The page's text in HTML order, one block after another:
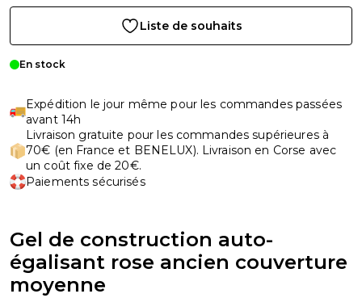
Liste de souhaits
En stock
Expédition le jour même pour les commandes passées
avant 14h
Livraison gratuite pour les commandes supérieures à
70€ (en France et BENELUX). Livraison en Corse avec
un coût fixe de 20€.
Paiements sécurisés
Gel de construction auto-
égalisant rose ancien couverture
moyenne